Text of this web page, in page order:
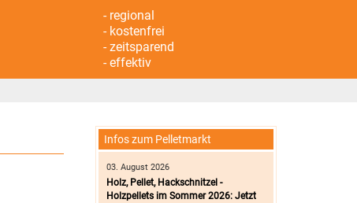
- regional
- kostenfrei
- zeitsparend
- effektiv
Infos zum Pelletmarkt
03. August 2026
Holz, Pellet, Hackschnitzel -
Holzpellets im Sommer 2026: Jetzt